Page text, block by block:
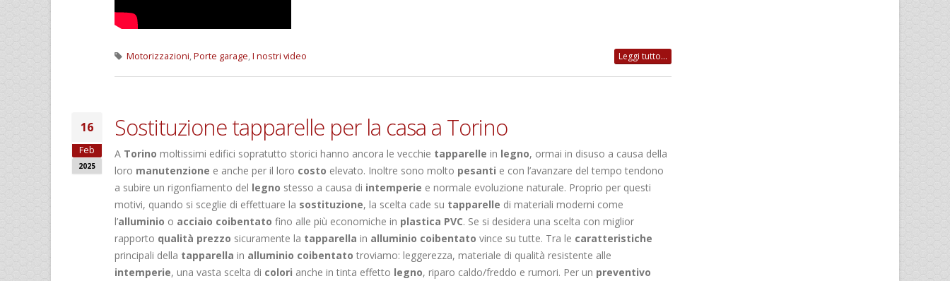
Motorizzazioni,Porte garage,I nostri video Leggi tutto...
16
Feb
2025
Sostituzione tapparelle per la casa a Torino
A Torino moltissimi edifici sopratutto storici hanno ancora le vecchie tapparelle in legno, ormai in disuso a causa della
loro manutenzione e anche per il loro costo elevato. Inoltre sono molto pesanti e con l’avanzare del tempo tendono
a subire un rigonfiamento del legno stesso a causa di intemperie e normale evoluzione naturale. Proprio per questi
motivi, quando si sceglie di effettuare la sostituzione, la scelta cade su tapparelle di materiali moderni come
l’alluminio o acciaio coibentato fino alle più economiche in plastica PVC. Se si desidera una scelta con miglior
rapporto qualità prezzo sicuramente la tapparella in alluminio coibentato vince su tutte. Tra le caratteristiche
principali della tapparella in alluminio coibentato troviamo: leggerezza, materiale di qualità resistente alle
intemperie, una vasta scelta di colori anche in tinta effetto legno, riparo caldo/freddo e rumori. Per un preventivo